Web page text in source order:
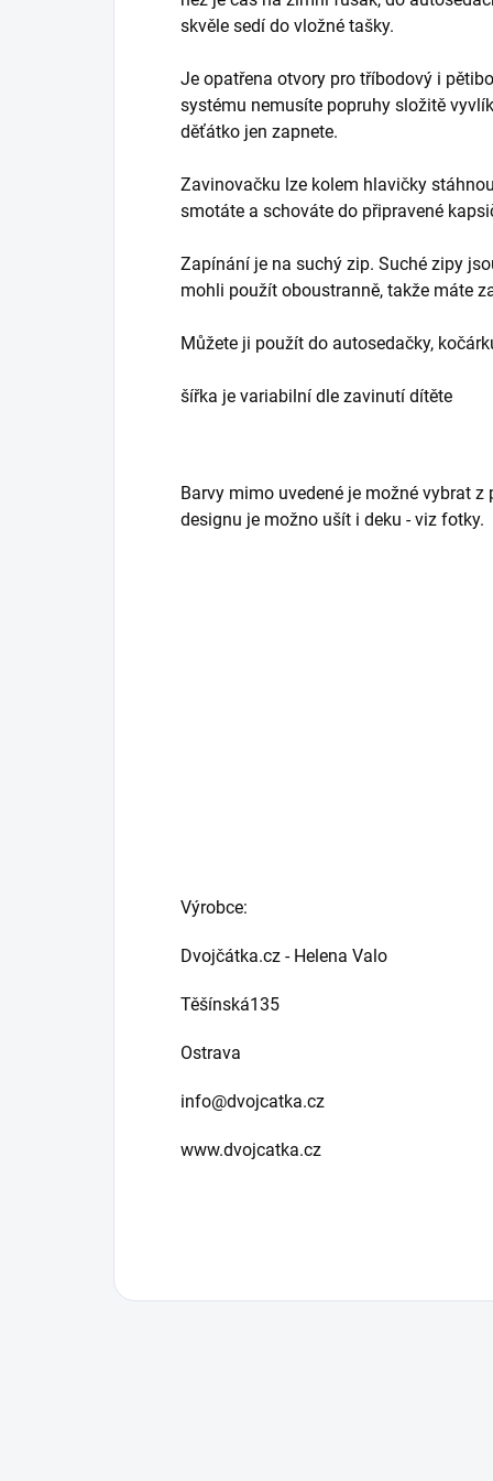
skvěle sedí do vložné tašky.
Je opatřena otvory pro tříbodový i
systému nemusíte popruhy složitě
děťátko jen zapnete.
Zavinovačku lze kolem hlavičky
smotáte a schováte do připravené
Zapínání je na suchý zip. Suché zipy
mohli použít oboustranně, takže máte
Můžete ji použít do autosedačky,
šířka je variabilní dle zavinutí dítěte
Barvy mimo uvedené je možné vybrat
designu je možno ušít i deku - viz fotky.
Výrobce:
Dvojčátka.cz - Helena Valo
Těšínská135
Ostrava
info@dvojcatka.cz
www.dvojcatka.cz